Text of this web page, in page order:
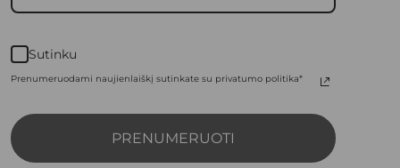
Sutinku
Prenumeruodami naujienlaiškį sutinkate su privatumo politika*
PRENUMERUOTI